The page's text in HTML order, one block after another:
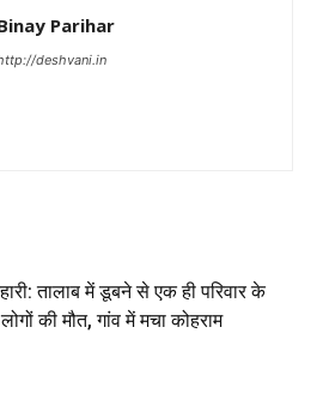
Parihar
deshvani.in
तालाब में डूबने से एक ही परिवार के
की मौत, गांव में मचा कोहराम